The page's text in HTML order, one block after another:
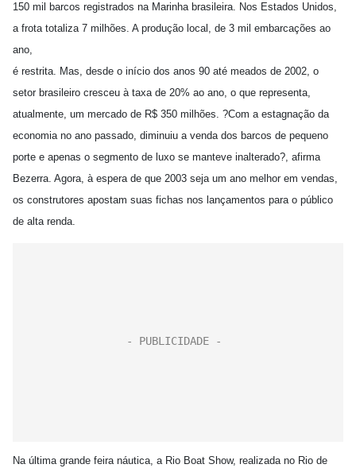
150 mil barcos registrados na Marinha brasileira. Nos Estados Unidos,
a frota totaliza 7 milhões. A produção local, de 3 mil embarcações ao
ano,
é restrita. Mas, desde o início dos anos 90 até meados de 2002, o
setor brasileiro cresceu à taxa de 20% ao ano, o que representa,
atualmente, um mercado de R$ 350 milhões. ?Com a estagnação da
economia no ano passado, diminuiu a venda dos barcos de pequeno
porte e apenas o segmento de luxo se manteve inalterado?, afirma
Bezerra. Agora, à espera de que 2003 seja um ano melhor em vendas,
os construtores apostam suas fichas nos lançamentos para o público
de alta renda.
Na última grande feira náutica, a Rio Boat Show, realizada no Rio de